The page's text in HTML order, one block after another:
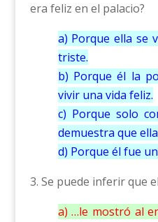
era feliz en el palacio?
a) Porque ella se
triste.
b) Porque él la
vivir una vida feliz.
c) Porque solo
demuestra que
d) Porque él fue
3. Se puede inferir que
a) …le mostró al